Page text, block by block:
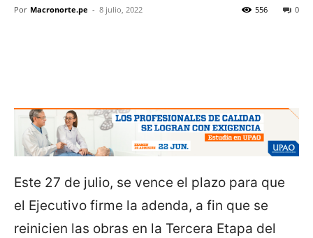
Por Macronorte.pe - 8 julio, 2022 0
556
Este 27 de julio, se vence el plazo para que
el Ejecutivo firme la adenda, a fin que se
reinicien las obras en la Tercera Etapa del